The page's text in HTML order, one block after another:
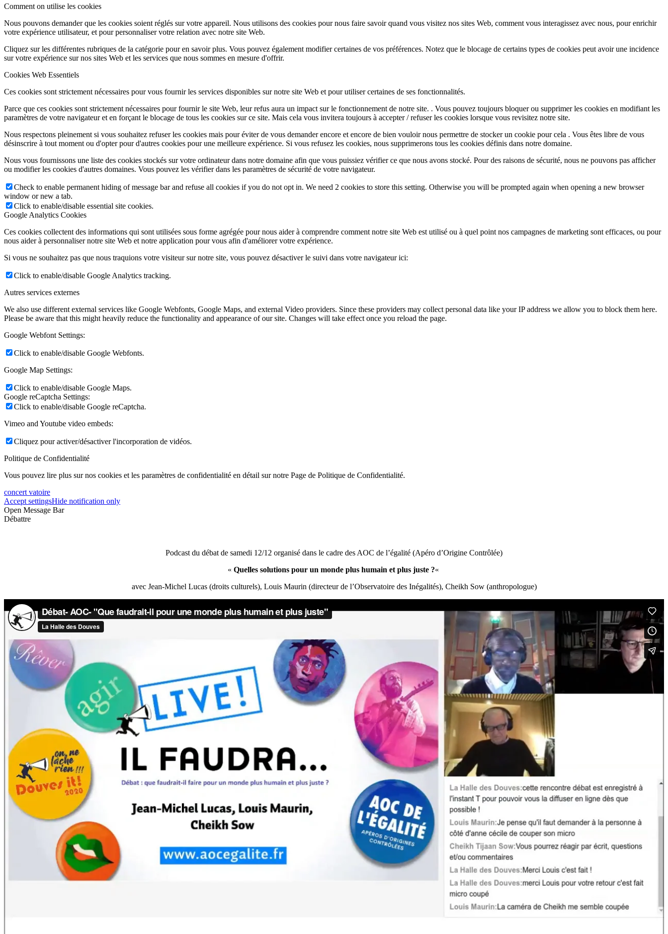
Comment on utilise les cookies
Nous pouvons demander que les cookies soient réglés sur votre appareil. Nous utilisons des cookies pour nous faire savoir quand vous visitez nos sites Web, comment vous interagissez avec nous, pour enrichir
votre expérience utilisateur, et pour personnaliser votre relation avec notre site Web.
Cliquez sur les différentes rubriques de la catégorie pour en savoir plus. Vous pouvez également modifier certaines de vos préférences. Notez que le blocage de certains types de cookies peut avoir une incidence
sur votre expérience sur nos sites Web et les services que nous sommes en mesure d'offrir.
Cookies Web Essentiels
Ces cookies sont strictement nécessaires pour vous fournir les services disponibles sur notre site Web et pour utiliser certaines de ses fonctionnalités.
Parce que ces cookies sont strictement nécessaires pour fournir le site Web, leur refus aura un impact sur le fonctionnement de notre site. . Vous pouvez toujours bloquer ou supprimer les cookies en modifiant les
paramètres de votre navigateur et en forçant le blocage de tous les cookies sur ce site. Mais cela vous invitera toujours à accepter / refuser les cookies lorsque vous revisitez notre site.
Nous respectons pleinement si vous souhaitez refuser les cookies mais pour éviter de vous demander encore et encore de bien vouloir nous permettre de stocker un cookie pour cela . Vous êtes libre de vous
désinscrire à tout moment ou d'opter pour d'autres cookies pour une meilleure expérience. Si vous refusez les cookies, nous supprimerons tous les cookies définis dans notre domaine.
Nous vous fournissons une liste des cookies stockés sur votre ordinateur dans notre domaine afin que vous puissiez vérifier ce que nous avons stocké. Pour des raisons de sécurité, nous ne pouvons pas afficher
ou modifier les cookies d'autres domaines. Vous pouvez les vérifier dans les paramètres de sécurité de votre navigateur.
Check to enable permanent hiding of message bar and refuse all cookies if you do not opt in. We need 2 cookies to store this setting. Otherwise you will be prompted again when opening a new browser
window or new a tab.
Click to enable/disable essential site cookies.
Google Analytics Cookies
Ces cookies collectent des informations qui sont utilisées sous forme agrégée pour nous aider à comprendre comment notre site Web est utilisé ou à quel point nos campagnes de marketing sont efficaces, ou pour
nous aider à personnaliser notre site Web et notre application pour vous afin d'améliorer votre expérience.
Si vous ne souhaitez pas que nous traquions votre visiteur sur notre site, vous pouvez désactiver le suivi dans votre navigateur ici:
Click to enable/disable Google Analytics tracking.
Autres services externes
We also use different external services like Google Webfonts, Google Maps, and external Video providers. Since these providers may collect personal data like your IP address we allow you to block them here.
Please be aware that this might heavily reduce the functionality and appearance of our site. Changes will take effect once you reload the page.
Google Webfont Settings:
Click to enable/disable Google Webfonts.
Google Map Settings:
Click to enable/disable Google Maps.
Google reCaptcha Settings:
Click to enable/disable Google reCaptcha.
Vimeo and Youtube video embeds:
Cliquez pour activer/désactiver l'incorporation de vidéos.
Politique de Confidentialité
Vous pouvez lire plus sur nos cookies et les paramètres de confidentialité en détail sur notre Page de Politique de Confidentialité.
concert vatoire
Accept settingsHide notification only
Open Message Bar
Débattre
Podcast du débat de samedi 12/12 organisé dans le cadre des AOC de l’égalité (Apéro d’Origine Contrôlée)
« Quelles solutions pour un monde plus humain et plus juste ?«
avec Jean-Michel Lucas (droits culturels), Louis Maurin (directeur de l’Observatoire des Inégalités), Cheikh Sow (anthropologue)